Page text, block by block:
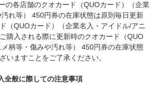
各店舗のクオカード（QUOカード）（企業
れ等） 450円券の在庫状態は原則毎日更新
（QUOカード）（企業名入・アイドル/アニ
購入される際に更新時のクオカード（QUO
柄等・傷みや汚れ等） 450円券の在庫状態
いますことをご了承ください。
全般に際しての注意事項